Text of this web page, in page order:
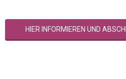
HIER INFORMIEREN UND